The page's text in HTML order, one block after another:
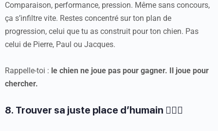
Comparaison, performance, pression. Même sans concours,
ça s’infiltre vite. Restes concentré sur ton plan de
progression, celui que tu as construit pour ton chien. Pas
celui de Pierre, Paul ou Jacques.
Rappelle-toi : le chien ne joue pas pour gagner. Il joue pour
chercher.
8. Trouver sa juste place d’humain 🙋🏻‍♀️